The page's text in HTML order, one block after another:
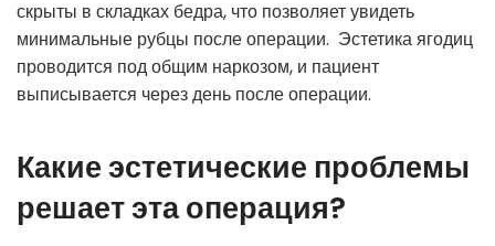
скрыты в складках бедра, что позволяет увидеть
минимальные рубцы после операции. Эстетика ягодиц
проводится под общим наркозом, и пациент
выписывается через день после операции.
Какие эстетические проблемы
решает эта операция?